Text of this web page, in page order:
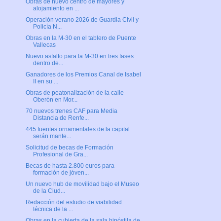
Obras de nuevo centro de mayores y
alojamiento en ...
Operación verano 2026 de Guardia Civil y
Policía N...
Obras en la M-30 en el tablero de Puente
Vallecas
Nuevo asfalto para la M-30 en tres fases
dentro de...
Ganadores de los Premios Canal de Isabel
II en su ...
Obras de peatonalización de la calle
Oberón en Mor...
70 nuevos trenes CAF para Media
Distancia de Renfe...
445 fuentes ornamentales de la capital
serán mante...
Solicitud de becas de Formación
Profesional de Gra...
Becas de hasta 2.800 euros para
formación de jóven...
Un nuevo hub de movilidad bajo el Museo
de la Ciud...
Redacción del estudio de viabilidad
técnica de la ...